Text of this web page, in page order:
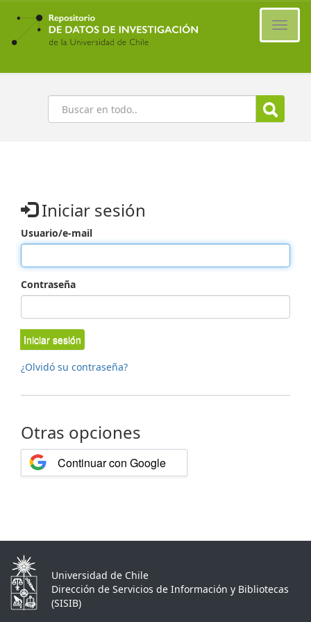
Ir
contenido
principal
Buscar
Iniciar sesión
Usuario/e-mail
Contraseña
Iniciar sesión
¿Olvidó su contraseña?
Otras opciones
Continuar con Google
Universidad de Chile
Dirección de Servicios de Información y Bibliotecas
(SISIB)